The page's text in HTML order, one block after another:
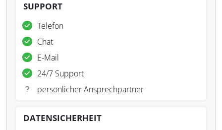
SUPPORT
Telefon
Chat
E-Mail
24/7 Support
persönlicher Ansprechpartner
DATENSICHERHEIT